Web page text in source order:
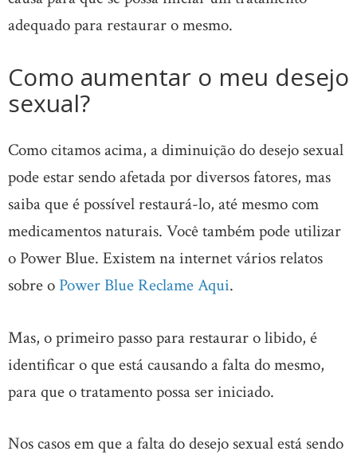
adequado para restaurar o mesmo.
Como aumentar o meu desejo
sexual?
Como citamos acima, a diminuição do desejo sexual
pode estar sendo afetada por diversos fatores, mas
saiba que é possível restaurá-lo, até mesmo com
medicamentos naturais. Você também pode utilizar
o Power Blue. Existem na internet vários relatos
sobre o Power Blue Reclame Aqui.
Mas, o primeiro passo para restaurar o libido, é
identificar o que está causando a falta do mesmo,
para que o tratamento possa ser iniciado.
Nos casos em que a falta do desejo sexual está sendo